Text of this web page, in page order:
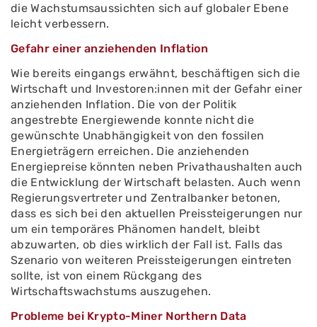
die Wachstumsaussichten sich auf globaler Ebene
leicht verbessern.
Gefahr einer anziehenden Inflation
Wie bereits eingangs erwähnt, beschäftigen sich die
Wirtschaft und Investoren:innen mit der Gefahr einer
anziehenden Inflation. Die von der Politik
angestrebte Energiewende konnte nicht die
gewünschte Unabhängigkeit von den fossilen
Energieträgern erreichen. Die anziehenden
Energiepreise könnten neben Privathaushalten auch
die Entwicklung der Wirtschaft belasten. Auch wenn
Regierungsvertreter und Zentralbanker betonen,
dass es sich bei den aktuellen Preissteigerungen nur
um ein temporäres Phänomen handelt, bleibt
abzuwarten, ob dies wirklich der Fall ist. Falls das
Szenario von weiteren Preissteigerungen eintreten
sollte, ist von einem Rückgang des
Wirtschaftswachstums auszugehen.
Probleme bei Krypto-Miner Northern Data